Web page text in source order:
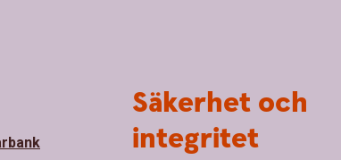
Säkerhet och
integritet